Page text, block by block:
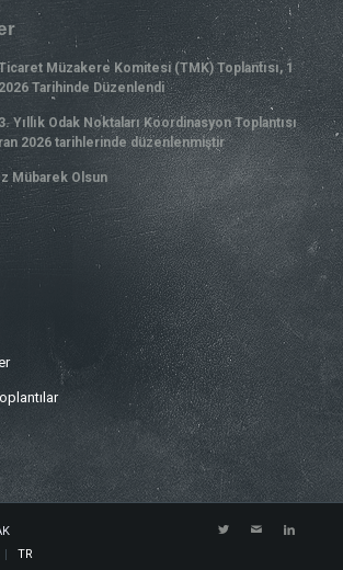
Müzakere Komitesi (TMK) Toplantısı, 1
Tarihinde Düzenlendi
Yıllık Odak Noktaları Koordinasyon Toplantısı
2026 tarihlerinde düzenlenmiştir
Mübarek Olsun
TR